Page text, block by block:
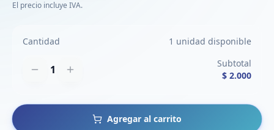
El precio incluye IVA.
Cantidad 1 unidad disponible
1
Subtotal
$ 2.000
Agregar al carrito